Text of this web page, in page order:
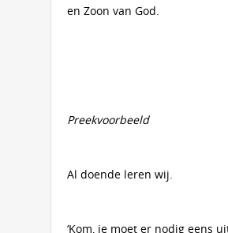
en Zoon van God.
Preekvoorbeeld
Al doende leren wij.
‘Kom, je moet er nodig eens